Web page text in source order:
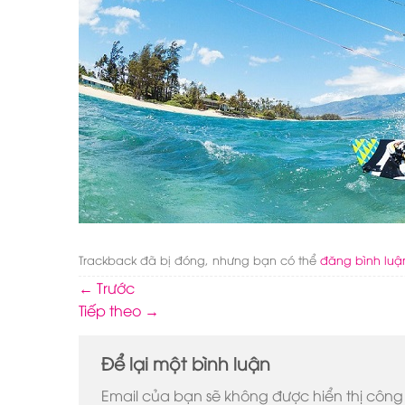
Trackback đã bị đóng, nhưng bạn có thể đăng bình
← Trước
Tiếp theo →
Để lại một bình luận
Email của bạn sẽ không được hiển thị công